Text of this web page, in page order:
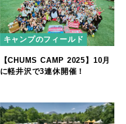
キャンプのフィールド
【CHUMS CAMP 2025】10月
に軽井沢で3連休開催！